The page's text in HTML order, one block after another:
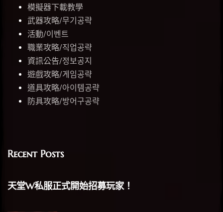
模擬器下載教學
武器攻略/무기공략
活動/이벤트
職業攻略/직업공략
資訊公告/정보공지
遊戲攻略/게임공략
道具攻略/아이템공략
防具攻略/방어구공략
Recent Posts
天堂W私服正式開始招募玩家！